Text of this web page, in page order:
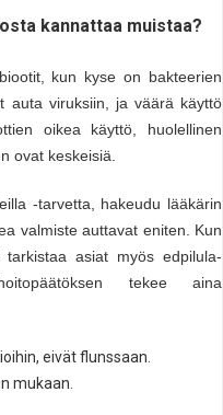
kannattaa muistaa?
kun kyse on bakteerien
auta viruksiin, ja väärä käyttö
oikea käyttö, huolellinen
ovat keskeisiä.
-tarvetta, hakeudu lääkärin
valmiste auttavat eniten. Kun
asiat myös edpilula-
tekee aina
eivät flunssaan.
mukaan.